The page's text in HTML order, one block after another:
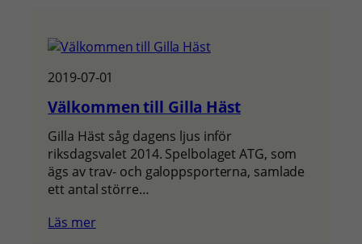
2019-07-01
Välkommen till Gilla Häst
Gilla Häst såg dagens ljus inför
riksdagsvalet 2014. Spelbolaget ATG, som
ägs av trav- och galoppsporterna, samlade
ett antal större…
Läs mer